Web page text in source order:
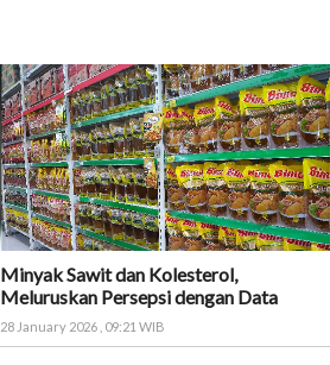
Minyak Sawit dan Kolesterol,
Meluruskan Persepsi dengan Data
28 January 2026 , 09:21 WIB